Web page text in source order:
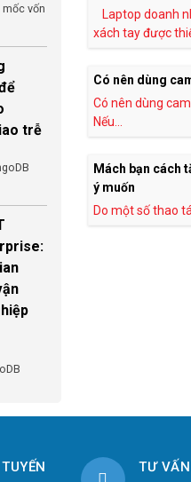
Laptop doanh
xách tay được
Có nên dùng
Có nên dùng
Nếu...
Mách bạn cách
ý muốn
Do một số thao
vốn
trễ
TƯ